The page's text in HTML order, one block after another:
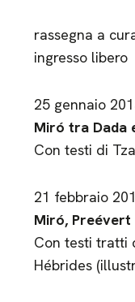
rassegna a
ingresso libero
25 gennaio
Miró tra Dada
Con testi di
21 febbraio
Miró, Preévert
Con testi tratti
Hébrides